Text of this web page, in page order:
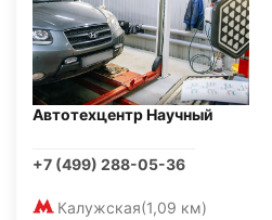
Автотехцентр Научный
+7 (499) 288-05-36
Калужская(1,09 км)